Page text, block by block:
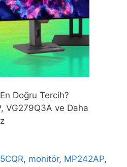
Doğru Tercih?
VG279Q3A ve Daha
, monitör, MP242AP,